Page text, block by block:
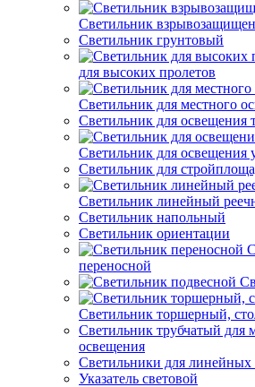
Светильник
Светильник грунтовый
для высоких пролетов
Светильник для местного
Светильник для освещения
Светильник для освещения
Светильник для
Светильник линейный
Светильник напольный
Светильник ориентации
переносной
Светильник торшерный,
Светильник трубчатый для
освещения
Светильники для линейных
Указатель световой